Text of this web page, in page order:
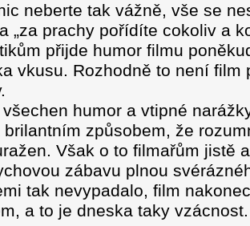
neberte tak vážně, vše se
„za prachy pořídíte cokoliv a
přijde humor filmu
vkusu. Rozhodně to není film
humor a vtipné
brilantním způsobem, že
Však o to filmařům jistě
zábavu plnou
tak nevypadalo, film
a to je dneska taky vzácnost.